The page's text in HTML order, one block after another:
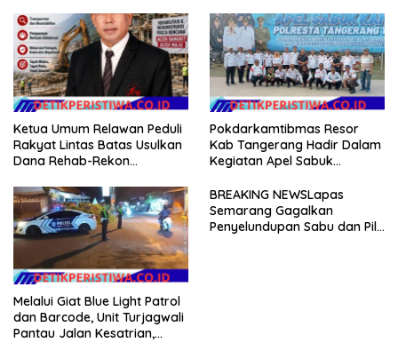
Ketua Umum Relawan Peduli
Rakyat Lintas Batas Usulkan
Dana Rehab-Rekon
Dikelola Langsung
Pemerintah Pusat
Pokdarkamtibmas Resor
Kab Tangerang Hadir Dalam
Kegiatan Apel Sabuk
Tangerang Tahun 2026
Melalui Giat Blue Light Patrol
dan Barcode, Unit Turjagwali
Pantau Jalan Kesatrian,
BREAKING NEWSLapas
Semarang Gagalkan
Penyelundupan Sabu dan Pil